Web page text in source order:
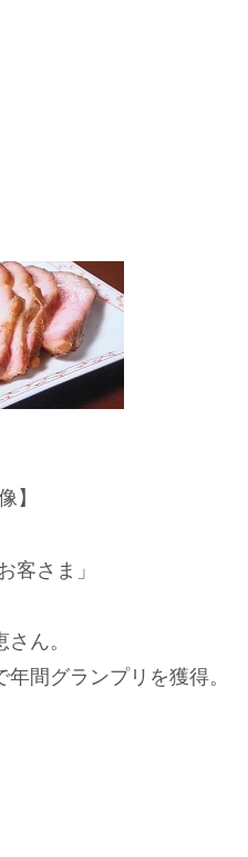
】
客さま」
ん。
間グランプリを獲得。